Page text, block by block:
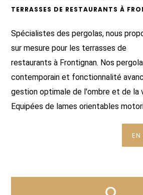
TERRASSES DE RESTAURANTS À
Spécialistes des pergolas, nous
sur mesure pour les terrasses de
restaurants à Frontignan. Nos
contemporain et fonctionnalité
gestion optimale de l'ombre et de la
Equipées de lames orientables
EN